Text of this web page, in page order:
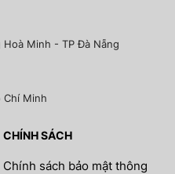
Minh - TP Đà Nẵng
Chí Minh
CHÍNH SÁCH
Chính sách bảo mật thông